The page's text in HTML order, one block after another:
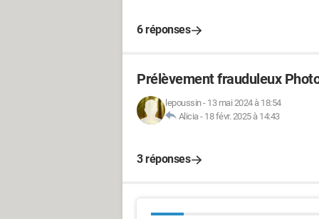
6 réponses
Prélèvement frauduleux
lepoussin- 13 mai 2024 à 18:54
Alicia- 18 févr. 2025 à 14:43
3 réponses